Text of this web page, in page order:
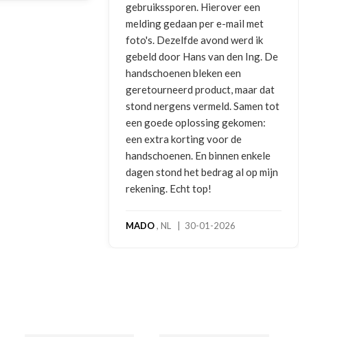
gebruikssporen. Hierover een
melding gedaan per e-mail met
foto's. Dezelfde avond werd ik
gebeld door Hans van den Ing. De
handschoenen bleken een
geretourneerd product, maar dat
stond nergens vermeld. Samen tot
een goede oplossing gekomen:
een extra korting voor de
handschoenen. En binnen enkele
dagen stond het bedrag al op mijn
rekening. Echt top!
MADO, NL | 30-01-2026